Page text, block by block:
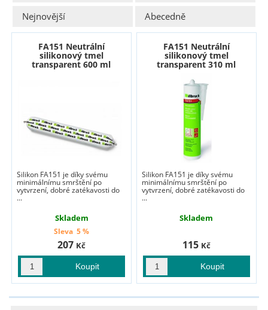
Nejnovější
Abecedně
FA151 Neutrální
silikonový tmel
transparent 600 ml
Silikon FA151 je díky svému
minimálnímu smrštění po
vytvrzení, dobré zatékavosti do
...
Skladem
207 Kč
Sleva 5 %
FA151 Neutrální
silikonový tmel
transparent 310 ml
Silikon FA151 je díky svému
minimálnímu smrštění po
vytvrzení, dobré zatékavosti do
...
Skladem
115 Kč